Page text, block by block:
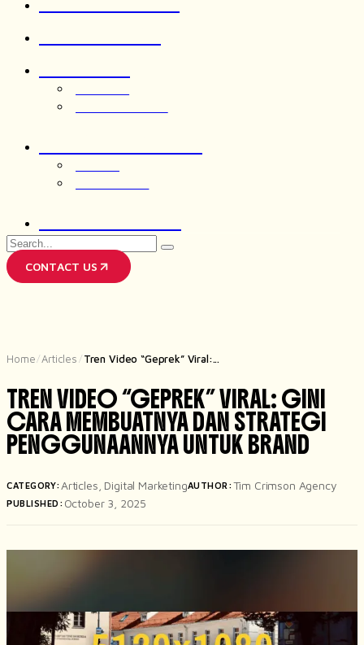
CONTACT US
Search
for
Home / Articles / Tren Video “Geprek” Viral:...
TREN VIDEO “GEPREK” VIRAL: GINI
CARA MEMBUATNYA DAN STRATEGI
PENGGUNAANNYA UNTUK BRAND
CATEGORY: Articles Digital MarketingAUTHOR:Tim Crimson Agency
PUBLISHED: October 3, 2025